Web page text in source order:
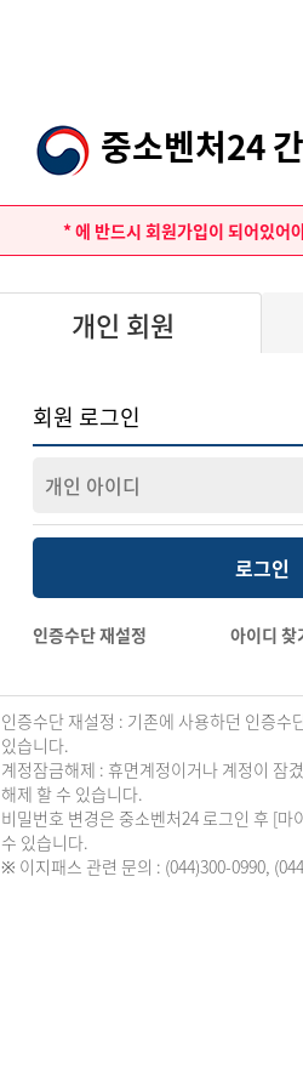
중소벤처24
*에 반드시 회원가입이 되어있어
개인 회원
회원 로그인
로그인
인증수단 재설정 아이디 찾
인증수단 재설정 : 기존에 사용하던 인증수
있습니다.
계정잠금해제 : 휴면계정이거나 계정이 잠
해제 할 수 있습니다.
비밀번호 변경은 중소벤처24 로그인 후 [
수 있습니다.
※ 이지패스 관련 문의 : (044)300-0990,